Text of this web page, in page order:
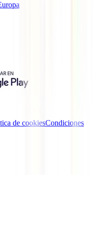
de cookiesCondiciones